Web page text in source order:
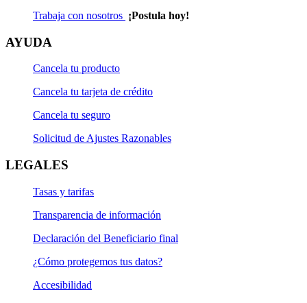
Solicitud de Transferencia
Trabaja con nosotros ¡Postula hoy!
AYUDA
Cancela tu producto
Cancela tu tarjeta de crédito
Cancela tu seguro
Solicitud de Ajustes Razonables
LEGALES
Tasas y tarifas
Transparencia de información
Declaración del Beneficiario final
¿Cómo protegemos tus datos?
Accesibilidad